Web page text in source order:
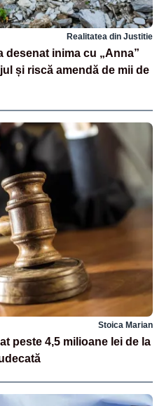
Realitatea din Justitie
desenat inima cu „Anna”
și riscă amendă de mii de
Stoica Marian
peste 4,5 milioane lei de la